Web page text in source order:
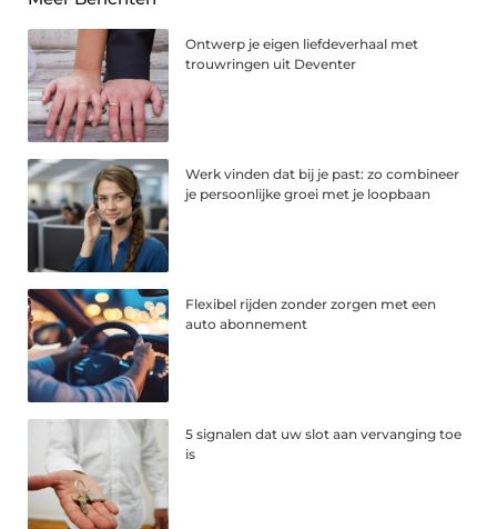
Ontwerp je eigen liefdeverhaal met
trouwringen uit Deventer
Werk vinden dat bij je past: zo combineer
je persoonlijke groei met je loopbaan
Flexibel rijden zonder zorgen met een
auto abonnement
5 signalen dat uw slot aan vervanging toe
is